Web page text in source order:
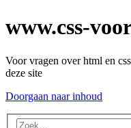
www.css-
Voor vragen over html en
deze site
Doorgaan naar inhoud